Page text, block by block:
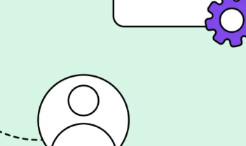
opfylder Scope 3 ESG-krav fra store
af VSME-rammeværket. Undgå
rapporteringen med
Title
Co-founder
Published
December 28, 2024